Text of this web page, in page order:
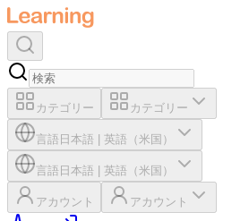
カテゴリー カテゴリー
言語 日本語 英語（米国）
言語 日本語 英語（米国）
アカウント アカウント